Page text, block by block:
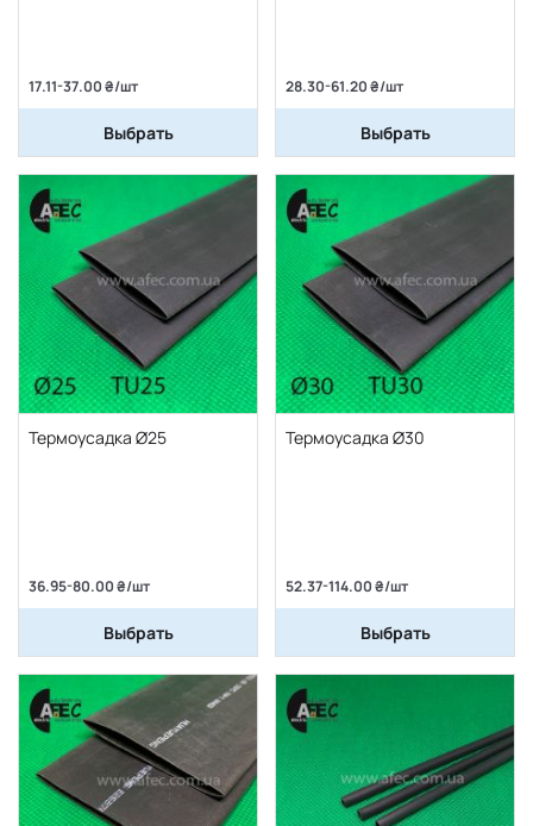
17.11-37.00 ₴/шт
Выбрать
28.30-61.20 ₴/шт
Выбрать
Термоусадка Ø25
36.95-80.00 ₴/шт
Выбрать
Термоусадка Ø30
52.37-114.00 ₴/шт
Выбрать